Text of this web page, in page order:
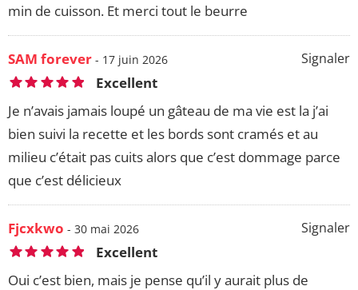
min de cuisson. Et merci tout le beurre
Signaler
SAM forever - 17 juin 2026
Excellent
Je n’avais jamais loupé un gâteau de ma vie est la j’ai
bien suivi la recette et les bords sont cramés et au
milieu c’était pas cuits alors que c’est dommage parce
que c’est délicieux
Signaler
Fjcxkwo - 30 mai 2026
Excellent
Oui c’est bien, mais je pense qu’il y aurait plus de